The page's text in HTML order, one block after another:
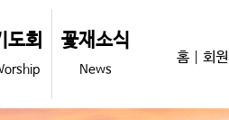
홈 회
도회 꽃재소식
News